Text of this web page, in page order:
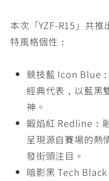
本次「YZF-R15」共
特風格個性：
競技藍 Icon Blue
經典代表，以藍黑
神。
鍛焰紅 Redline：
呈現源自賽場的熱
發街頭注目。
暗影黑 Tech